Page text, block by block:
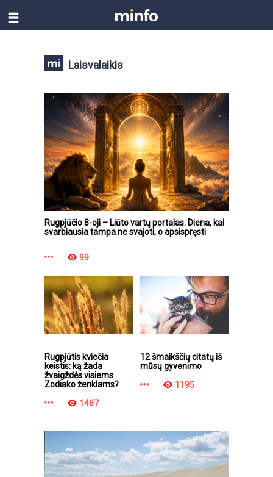
Laisvalaikis
Rugpjūčio 8-oji – Liūto vartų portalas. Diena, kai
svarbiausia tampa ne svajoti, o apsispręsti
99
Rugpjūtis kviečia
keistis: ką žada
žvaigždės visiems
Zodiako ženklams?
1487
12 šmaikščių citatų iš
mūsų gyvenimo
1195